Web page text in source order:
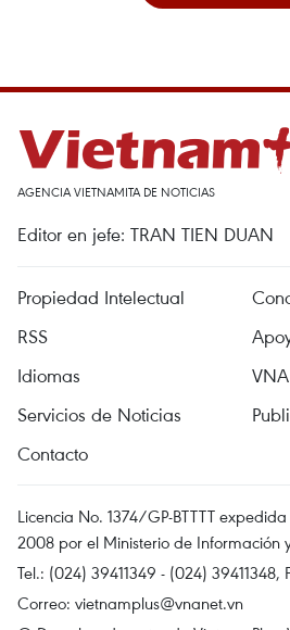
AGENCIA VIETNAMITA DE NOTICIAS
Editor en jefe: TRAN TIEN DUAN
Propiedad Intelectual
RSS
Idiomas
VNA
Servicios de Noticias
Contacto
Licencia No. 1374/GP-BTTTT
2008 por el Ministerio de Información
Tel.: (024) 39411349 - (024) 39411348,
Correo: vietnamplus@vnanet.vn